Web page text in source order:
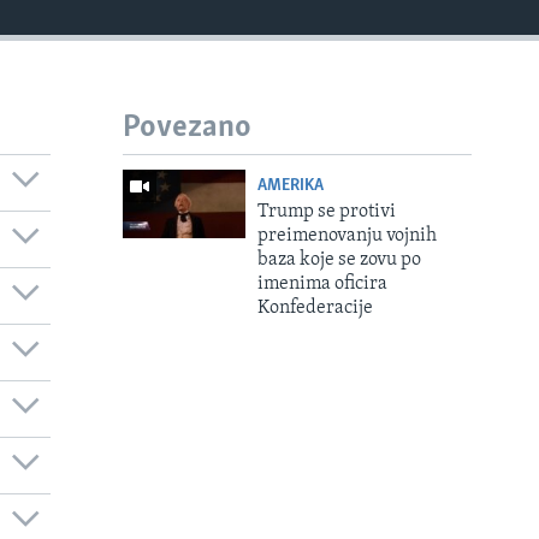
Povezano
AMERIKA
Trump se protivi
preimenovanju vojnih
baza koje se zovu po
imenima oficira
Konfederacije